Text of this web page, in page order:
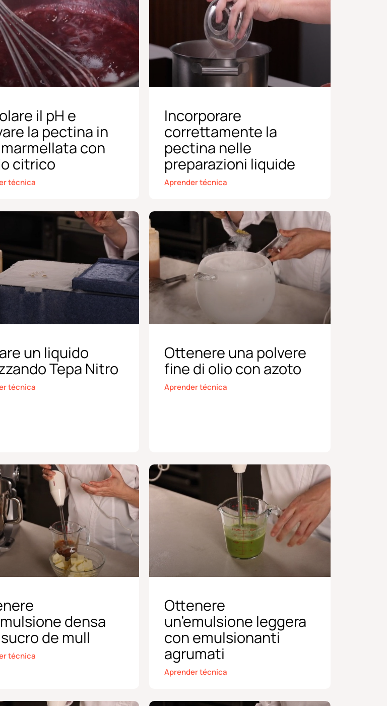
il pH e
la pectina in
con
citrico
técnica
Incorporare
correttamente la
pectina nelle
preparazioni liquide
Aprender técnica
un liquido
Tepa Nitro
técnica
Ottenere una polvere
fine di olio con azoto
Aprender técnica
densa
de mull
técnica
Ottenere
un’emulsione leggera
con emulsionanti
agrumati
Aprender técnica